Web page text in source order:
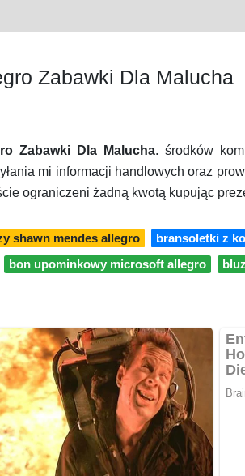
Zabawki Dla Malucha
Zabawki Dla Malucha. środków
mi informacji handlowych oraz
ograniczeni żadną kwotą kupując
shawn mendes allegro bransoletki z
bon upominkowy microsoft allegro